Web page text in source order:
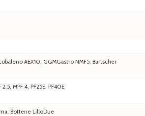
AEX10, GGMGastro NMF5, Bartscher
MPF 4, PF25E, PF40E
Bottene LilloDue